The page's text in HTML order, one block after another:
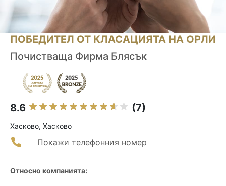
ПОБЕДИТЕЛ ОТ КЛАСАЦИЯТА НА ОРЛИ
Почистваща Фирма Блясък
8.6 (7)
Хасково, Хасково
Покажи телефонния номер
Относно компанията: